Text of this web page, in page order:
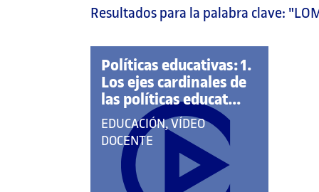
página
Resultados para la palabra clave:
Políticas educativas: 1.
Los ejes cardinales de
las políticas educat...
QUE
PERTENECE
EDUCACIÓN, VÍDEO
DOCENTE